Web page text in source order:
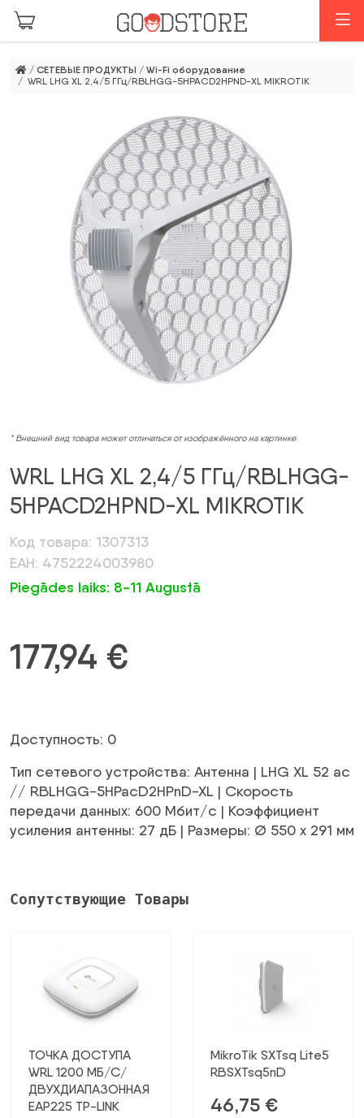
Перейти к основному содержанию
/ СЕТЕВЫЕ ПРОДУКТЫ / Wi-Fi оборудование
/ WRL LHG XL 2,4/5 ГГц/RBLHGG-5HPACD2HPND-XL MIKROTIK
* Внешний вид товара может отличаться от изображённого на картинке
WRL LHG XL 2,4/5 ГГц/RBLHGG-
5HPACD2HPND-XL MIKROTIK
Код товара: 1307313
ЕАН: 4752224003980
Piegādes laiks: 8-11 Augustā
177,94 €
Доступность: 0
Тип сетевого устройства: Антенна | LHG XL 52 ac
// RBLHGG-5HPacD2HPnD-XL | Скорость
передачи данных: 600 Мбит/с | Коэффициент
усиления антенны: 27 дБ | Размеры: Ø 550 x 291 мм
Сопутствующие Товары
ТОЧКА ДОСТУПА
WRL 1200 МБ/С/
ДВУХДИАПАЗОННАЯ
EAP225 TP-LINK
MikroTik SXTsq Lite5
RBSXTsq5nD
46,75 €